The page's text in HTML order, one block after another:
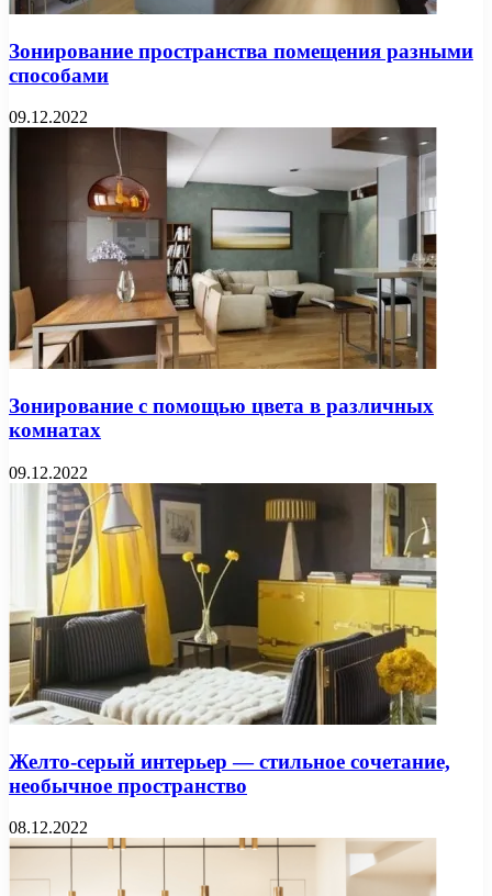
Зонирование пространства помещения разными
способами
09.12.2022
Зонирование с помощью цвета в различных
комнатах
09.12.2022
Желто-серый интерьер — стильное сочетание,
необычное пространство
08.12.2022